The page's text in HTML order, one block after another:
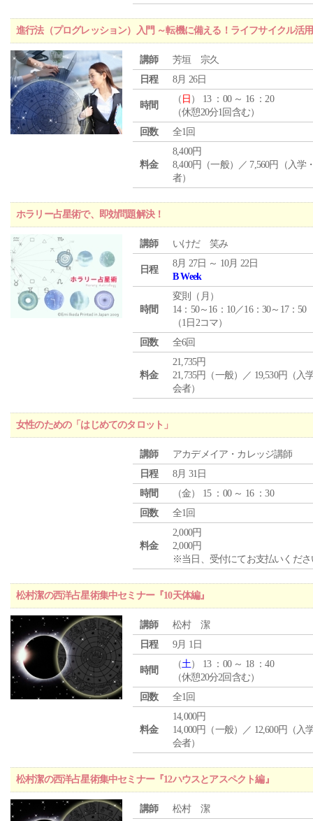
進行法（プログレッション）入門 ～転機に備える！ライフサイクル活
講師
芳垣 宗久
日程
8月 26日
時間
（ 日 ） 13 ：00 ～ 16 ：20
（休憩20分1回含む）
回数
全1回
料金
8,400円
8,400円（一般）／ 7,560円（入学
者）
ホラリー占星術で、即効問題解決！
講師 いけだ 笑み
日程
8月 27日 ～ 10月 22日
B Week
時間
変則（月）
14：50～16：10／16：30～17：50
（1日2コマ）
回数
全6回
料金
21,735円
21,735円（一般）／ 19,530円（入
会者）
女性のための「はじめてのタロット」
講師
アカデメイア・カレッジ講師
日程
8月 31日
時間
（金） 15 ：00 ～ 16 ：30
回数
全1回
料金
2,000円
2,000円
※当日、受付にてお支払いくださ
松村潔の西洋占星術集中セミナー『10天体編』
講師
松村 潔
日程
9月 1日
時間
（土） 13 ：00 ～ 18 ：40
（休憩20分2回含む）
回数
全1回
料金
14,000円
14,000円（一般）／ 12,600円（入
会者）
松村潔の西洋占星術集中セミナー『12ハウスとアスペクト編』
講師 松村 潔